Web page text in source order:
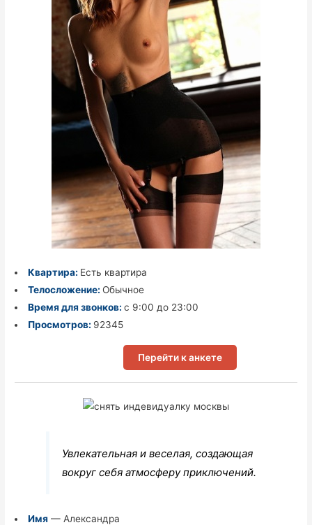
Квартира: Есть квартира
Телосложение: Обычное
Время для звонков: с 9:00 до 23:00
Просмотров: 92345
Перейти к анкете
Увлекательная и веселая, создающая
вокруг себя атмосферу приключений.
Имя— Александра